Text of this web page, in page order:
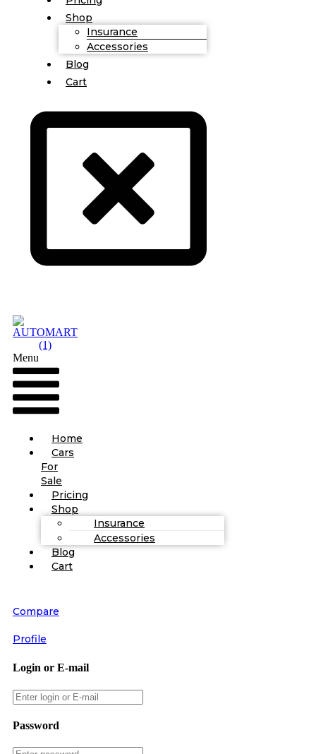
Shop
Insurance
Accessories
Blog
Cart
Menu
Home
Cars
For
Sale
Pricing
Shop
Insurance
Accessories
Blog
Cart
Compare
Profile
Login or E-mail
Password